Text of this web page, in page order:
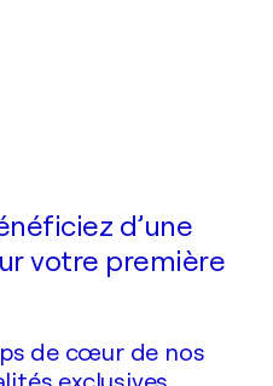
d’une
votre première
de cœur de nos